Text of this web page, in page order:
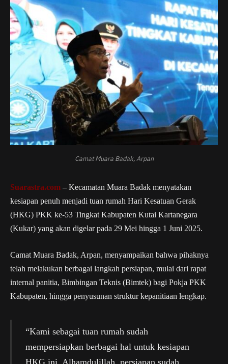
Camat Muara Badak, Arpan
Suarastra.com – Kecamatan Muara Badak menyatakan
kesiapan penuh menjadi tuan rumah Hari Kesatuan Gerak
(HKG) PKK ke-53 Tingkat Kabupaten Kutai Kartanegara
(Kukar) yang akan digelar pada 29 Mei hingga 1 Juni 2025.
Camat Muara Badak, Arpan, menyampaikan bahwa pihaknya
telah melakukan berbagai langkah persiapan, mulai dari rapat
internal panitia, Bimbingan Teknis (Bimtek) bagi Pokja PKK
Kabupaten, hingga penyusunan struktur kepanitiaan lengkap.
“Kami sebagai tuan rumah sudah
mempersiapkan berbagai hal untuk kesiapan